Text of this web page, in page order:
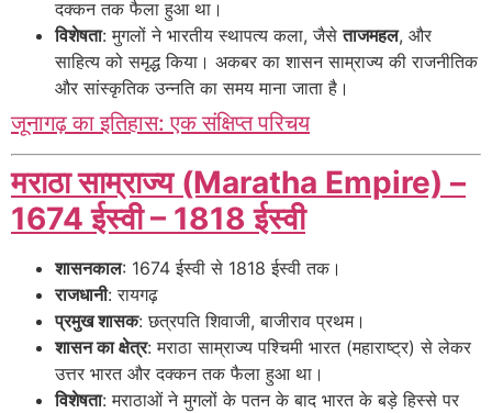
दक्कन तक फैला हुआ था।
विशेषता: मुगलों ने भारतीय स्थापत्य कला, जैसेताजमहल, और
साहित्य को समृद्ध किया। अकबर का शासन साम्राज्य की राजनीतिक
और सांस्कृतिक उन्नति का समय माना जाता है।
जूनागढ़ का इतिहास: एक संक्षिप्त परिचय
मराठा साम्राज्य (Maratha Empire) –
1674 ईस्वी – 1818 ईस्वी
शासनकाल: 1674 ईस्वी से 1818 ईस्वी तक।
राजधानी: रायगढ़
प्रमुख शासक: छत्रपति शिवाजी, बाजीराव प्रथम।
शासन का क्षेत्र: मराठा साम्राज्य पश्चिमी भारत (महाराष्ट्र) से लेकर
उत्तर भारत और दक्कन तक फैला हुआ था।
विशेषता: मराठाओं ने मुगलों के पतन के बाद भारत के बड़े हिस्से पर